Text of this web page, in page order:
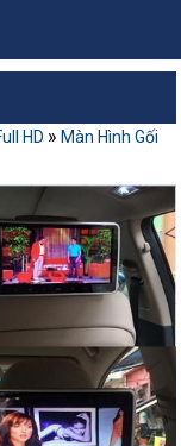
HD » Màn Hình Gối